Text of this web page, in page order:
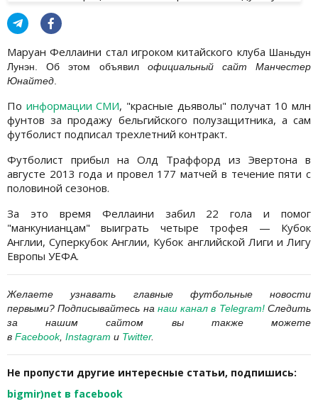
Маруан Феллаини стал игроком китайского клуба Шаньдун
Лунэн. Об этом объявил официальный сайт Манчестер
Юнайтед.
По информации СМИ, "красные дьяволы" получат 10 млн
фунтов за продажу бельгийского полузащитника, а сам
футболист подписал трехлетний контракт.
Футболист прибыл на Олд Траффорд из Эвертона в
августе 2013 года и провел 177 матчей в течение пяти с
половиной сезонов.
За это время Феллаини забил 22 гола и помог
"манкунианцам" выиграть четыре трофея — Кубок
Англии, Суперкубок Англии, Кубок английской Лиги и Лигу
Европы УЕФА.
Желаете узнавать главные футбольные новости
первыми? Подписывайтесь на наш канал в Telegram! Следить
за нашим сайтом вы также можете
в Facebook, Instagram и Twitter.
Не пропусти другие интересные статьи, подпишись:
bigmir)net в facebook